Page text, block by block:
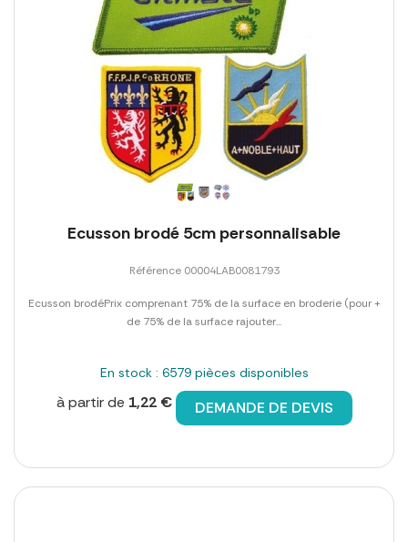
Ecusson brodé 5cm personnalisable
Référence 00004LAB0081793
Ecusson brodéPrix comprenant 75% de la surface en broderie (pour +
de 75% de la surface rajouter...
En stock : 6579 pièces disponibles
à partir de 1,22 € DEMANDE DE DEVIS